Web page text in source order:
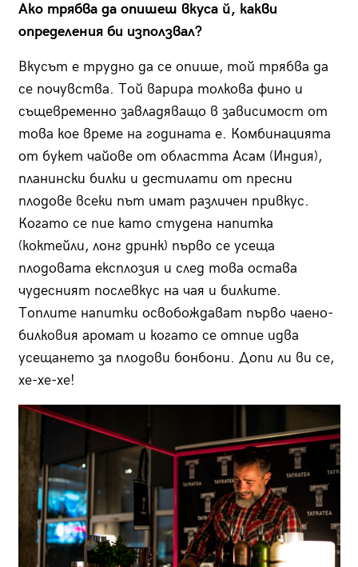
Ако трябва да опишеш вкуса й, какви
определения би използвал?
Вкусът е трудно да се опише, той трябва да
се почувства. Той варира толкова фино и
същевременно завладяващо в зависимост от
това кое време на годината е. Комбинацията
от букет чайове от областта Асам (Индия),
планински билки и дестилати от пресни
плодове всеки път имат различен привкус.
Когато се пие като студена напитка
(коктейли, лонг дринк) първо се усеща
плодовата експлозия и след това остава
чудесният послевкус на чая и билките.
Топлите напитки освобождават първо чаено-
билковия аромат и когато се отпие идва
усещането за плодови бонбони. Допи ли ви се,
хе-хе-хе!